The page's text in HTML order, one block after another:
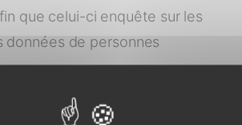
que celui-ci enquête sur les
de personnes
plainte (au motif que le Safe